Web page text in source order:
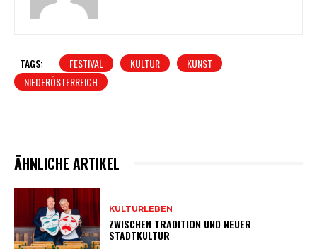
TAGS: FESTIVAL KULTUR
KUNST
NIEDERÖSTERREICH
ÄHNLICHE ARTIKEL
KULTURLEBEN
ZWISCHEN TRADITION UND NEUER
STADTKULTUR